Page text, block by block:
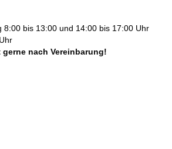
8:00 bis 13:00 und 14:00 bis 17:00 Uhr
nach Vereinbarung!